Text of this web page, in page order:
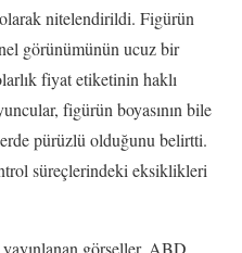
olarak nitelendirildi. Figürün
görünümünün ucuz bir
fiyat etiketinin haklı
figürün boyasının bile
pürüzlü olduğunu belirtti.
süreçlerindeki eksiklikleri
görseller, ABD